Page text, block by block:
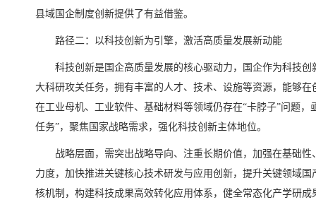
县域国企制度创新提供了有益借鉴。
路径二：以科技创新为引擎，激活高质量发展新动能
科技创新是国企高质量发展的核心驱动力，国企作为科技
大科研攻关任务，拥有丰富的人才、技术、设施等资源，能够
在工业母机、工业软件、基础材料等领域仍存在“卡脖子”问题
任务”，聚焦国家战略需求，强化科技创新主体地位。
战略层面，需突出战略导向、注重长期价值，加强在基础
力度，加快推进关键核心技术研发与应用创新，提升关键领域
核机制，构建科技成果高效转化应用体系，健全常态化产学研